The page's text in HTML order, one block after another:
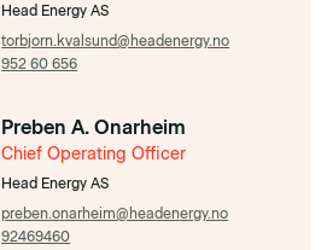
Head Energy AS
torbjorn.kvalsund@headenergy.no
952 60 656
Preben A. Onarheim
Chief Operating Officer
Head Energy AS
preben.onarheim@headenergy.no
92469460